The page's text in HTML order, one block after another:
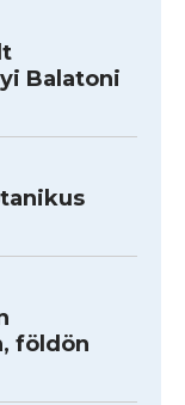
Balatoni
földön